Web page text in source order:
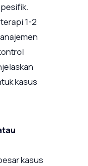
1-2
kasus
kasus